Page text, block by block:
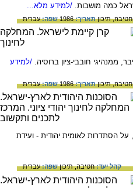
/למידע מלא...
חטיבה,תיכוןתאריך:1986 שפה:עברית
ממנהיגי חובבי-ציון ברוסיה. /למידע
חטיבה,תיכוןתאריך:1986 שפה:עברית
הסתדרות לאומית יהודית - ועידת
קהל יעד:חטיבה,תיכוןשפה:עברית